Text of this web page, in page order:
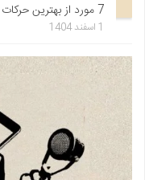
7 مورد از بهترین حرکات یوگا برای تسکین استرس
1 اسفند 1404